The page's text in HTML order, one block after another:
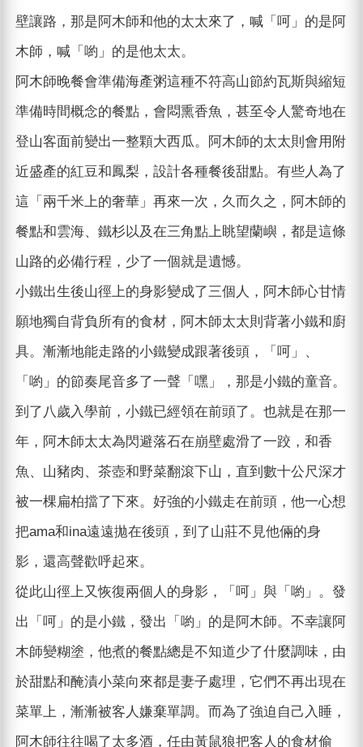
壁讓路，那是阿木師和他的太太來了，喊「呵」的是阿
木師，喊「喲」的是他太太。
阿木師晚餐會準備海產粥這種不符高山節約瓦斯與縮短
準備時間概念的餐點，會悶熏香魚，甚至令人驚奇地在
登山客面前變出一整顆大西瓜。阿木師的太太則會用附
近盛產的紅豆和鳳梨，設計各種餐後甜點。有些人為了
這「兩千米上的奢華」再來一次，久而久之，阿木師的
餐點和雲海、鐵杉以及在三角點上眺望蘭嶼，都是這條
山路的必備行程，少了一個就是遺憾。
小鐵出生後山徑上的身影變成了三個人，阿木師心甘情
願地獨自背負所有的食材，阿木師太太則背著小鐵和廚
具。漸漸地能走路的小鐵變成跟著後頭，「呵」、
「喲」的節奏尾音多了一聲「嘿」，那是小鐵的童音。
到了八歲入學前，小鐵已經領在前頭了。也就是在那一
年，阿木師太太為閃避落石在崩壁處滑了一跤，和香
魚、山豬肉、茶壺和野菜翻滾下山，直到數十公尺深才
被一棵扁柏擋了下來。好強的小鐵走在前頭，他一心想
把ama和ina遠遠拋在後頭，到了山莊不見他倆的身
影，還高聲歡呼起來。
從此山徑上又恢復兩個人的身影，「呵」與「喲」。發
出「呵」的是小鐵，發出「喲」的是阿木師。不幸讓阿
木師變糊塗，他煮的餐點總是不知道少了什麼調味，由
於甜點和醃漬小菜向來都是妻子處理，它們不再出現在
菜單上，漸漸被客人嫌棄單調。而為了強迫自己入睡，
阿木師往往喝了太多酒，任由黃鼠狼把客人的食材偷